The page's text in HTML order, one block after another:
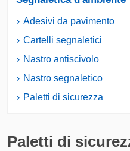
Paletti di
Adesivi da pavimento
Cartelli segnaletici
Nastro antiscivolo
Nastro segnaletico
Paletti di sicurezza